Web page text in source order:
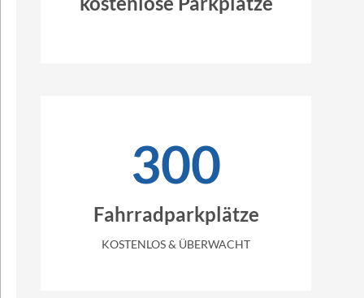
300
Fahrradparkplätze
KOSTENLOS & ÜBERWACHT